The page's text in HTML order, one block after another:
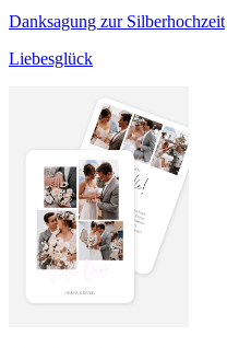
Danksagung zur Silberhochzeit
Liebesglück